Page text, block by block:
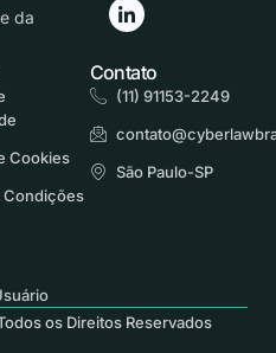
da
Cookies
Condições
Contato
(11) 91153-2249
São Paulo-SP
os Direitos Reservados